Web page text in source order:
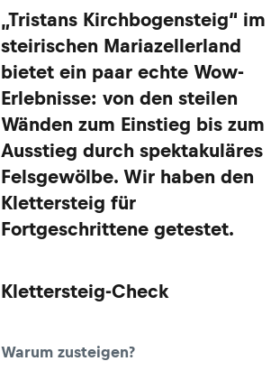
„Tristans Kirchbogensteig“ im
steirischen Mariazellerland
bietet ein paar echte Wow-
Erlebnisse: von den steilen
Wänden zum Einstieg bis zum
Ausstieg durch spektakuläres
Felsgewölbe. Wir haben den
Klettersteig für
Fortgeschrittene getestet.
Klettersteig-Check
Warum zusteigen?